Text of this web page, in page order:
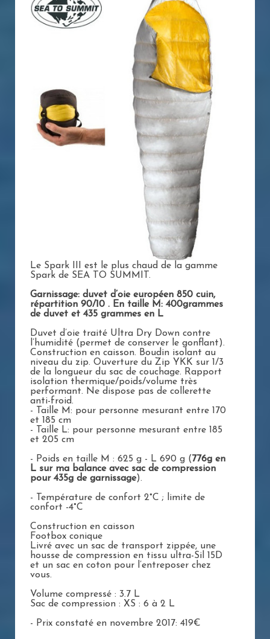
Le Spark III est le plus chaud de la gamme
Spark de SEA TO SUMMIT.
Garnissage: duvet d’oie européen 850 cuin,
répartition 90/10 . En taille M: 400grammes
de duvet et 435 grammes en L
Duvet d’oie traité Ultra Dry Down contre
l’humidité (permet de conserver le gonflant).
Construction en caisson. Boudin isolant au
niveau du zip. Ouverture du Zip YKK sur 1/3
de la longueur du sac de couchage. Rapport
isolation thermique/poids/volume très
performant. Ne dispose pas de collerette
anti-froid.
- Taille M: pour personne mesurant entre 170
et 185 cm
- Taille L: pour personne mesurant entre 185
et 205 cm
- Poids en taille M : 625 g - L 690 g (776g en
L sur ma balance avec sac de compression
pour 435g de garnissage).
- Température de confort 2°C ; limite de
confort -4°C
Construction en caisson
Footbox conique
Livré avec un sac de transport zippée, une
housse de compression en tissu ultra-Sil 15D
et un sac en coton pour l’entreposer chez
vous.
Volume compressé : 3.7 L
Sac de compression : XS : 6 à 2 L
- Prix constaté en novembre 2017: 419€